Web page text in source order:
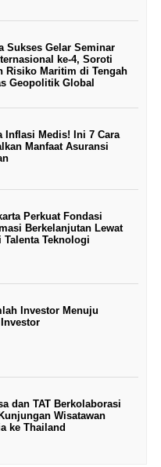
Sukses Gelar Seminar
ke-4, Soroti
Risiko Maritim di Tengah
Geopolitik Global
Inflasi Medis! Ini 7 Cara
Manfaat Asuransi
Perkuat Fondasi
Berkelanjutan Lewat
Talenta Teknologi
Investor Menuju
dan TAT Berkolaborasi
Wisatawan
ke Thailand